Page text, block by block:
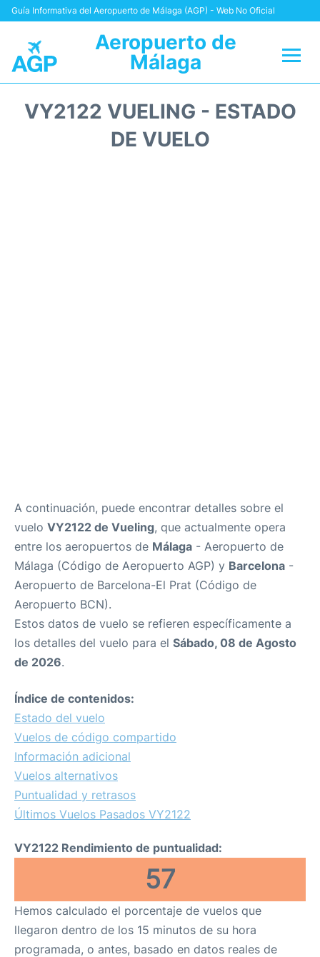
Guía Informativa del Aeropuerto de Málaga (AGP) - Web No Oficial
Aeropuerto de
Málaga
VY2122 VUELING - ESTADO
DE VUELO
A continuación, puede encontrar detalles sobre el
vuelo VY2122 de Vueling, que actualmente opera
entre los aeropuertos de Málaga - Aeropuerto de
Málaga (Código de Aeropuerto AGP) y Barcelona -
Aeropuerto de Barcelona-El Prat (Código de
Aeropuerto BCN).
Estos datos de vuelo se refieren específicamente a
los detalles del vuelo para el Sábado, 08 de Agosto
de 2026.
Índice de contenidos:
Estado del vuelo
Vuelos de código compartido
Información adicional
Vuelos alternativos
Puntualidad y retrasos
Últimos Vuelos Pasados VY2122
VY2122 Rendimiento de puntualidad:
57
Hemos calculado el porcentaje de vuelos que
llegaron dentro de los 15 minutos de su hora
programada, o antes, basado en datos reales de